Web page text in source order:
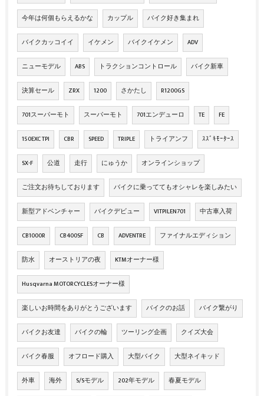
今年は何個もらえるかな カップル バイク好き集まれ
バイクカッコイイ イケメン バイクイケメン ADV
ニューモデル ABS トラクションコントロール バイク新車
決算セール ZRX 1200 さかたし R1200GS
701スーパーモト スーパーモト 701エンデューロ TE FE
150EXC TPI CBR SPEED TRIPLE トライアンフ ｽｽﾞｷﾓｰﾀｰｽ
SX-F 公道 走行 にゅうか オンラインショップ
ご注文お待ちしております バイクに乗っててもオシャレを楽しみたい
新型アドベンチャー バイクデビュー VITPILEN701 中古車入荷
CB1000R CB400SF CB ADVENTRE ファイナルエディション
防水 オーストリアの夜 KTMオーナー様
Husqvarna MOTORCYCLESオーナー様
楽しいお時間をありがとうございます バイクのお話 バイク繋がり
バイクお友達 バイクの輪 ツーリング企画 クイズ大会
バイク春服 オフロード購入 大型バイク 大型ネイキッド
外車 海外 S/Sモデル 202年モデル 春夏モデル